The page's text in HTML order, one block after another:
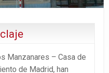
Manzanares – Casa de
de Madrid, han